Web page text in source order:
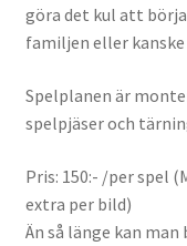
göra det kul att börja
familjen eller
Spelplanen är
spelpjäser och
Pris: 150:- /per spel
extra per bild)
Än så länge kan